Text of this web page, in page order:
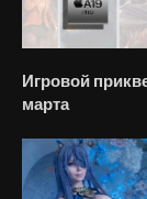
Игровой
марта